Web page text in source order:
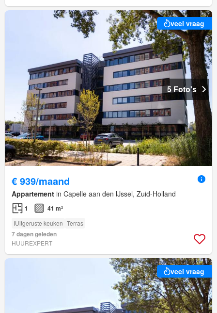
veel vraag
5 Foto's
€ 939/maand
Appartement in Capelle aan den IJssel, Zuid-Holland
1 41 m²
IUitgeruste keuken Terras
7 dagen geleden
HUUREXPERT
veel vraag